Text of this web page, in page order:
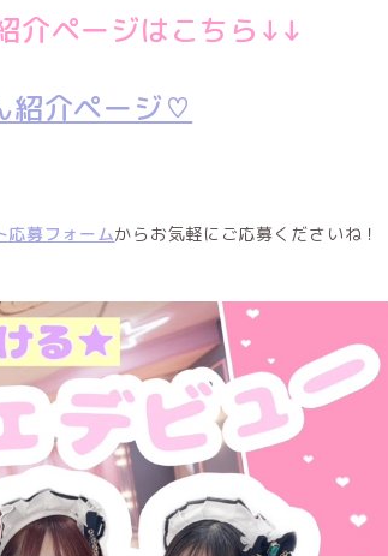
介ページはこちら↓↓
紹介ページ♡
応募フォームからお気軽にご応募くださいね！